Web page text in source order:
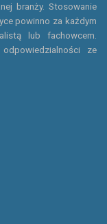
branży. Stosowanie
powinno za każdym
lub fachowcem.
ze